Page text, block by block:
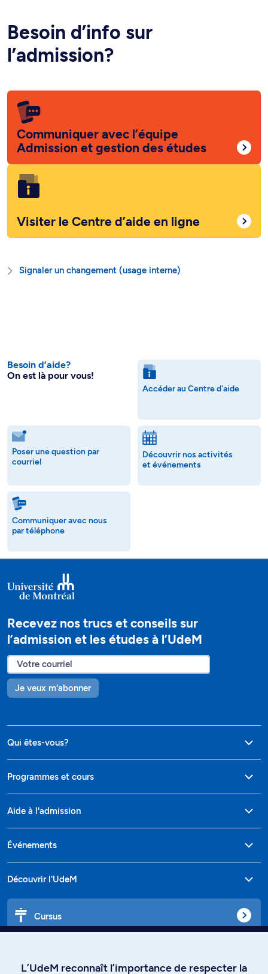
Besoin d’info sur
l’admission?
Communiquer avec l’équipe
Admission et gestion des études
Visiter le Centre d’aide en ligne
Signaler un changement (usage interne)
Besoin d’aide?
On est là pour vous!
Accéder au Centre d'aide
Poser une question par
courriel
Découvrir nos activités
et événements
Communiquer avec nous
par téléphone
Recevez nos trucs et conseils sur
l’admission et les études à l’UdeM
Je veux m'abonner
Qui êtes-vous?
Programmes et cours
Aide à l'admission
Événements
Découvrir l'UdeM
Cursus
L’UdeM reconnaît l’importance de respecter la